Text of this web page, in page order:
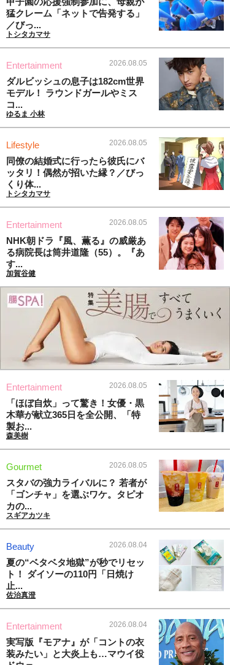
猛クレーム「ネットで告発する」
／びっ...
トシタカマサ
Entertainment 2026.08.05
ダルビッシュの息子は182cm世界
モデル！ ラウンドガールやミス
コ...
ゆるま 小林
Lifestyle 2026.08.05
同僚の結婚式に行ったら彼氏にバ
ッタリ！偶然が招いた縁？／びっ
くり体...
トシタカマサ
Entertainment 2026.08.05
NHK朝ドラ『風、薫る』の威厳あ
る病院長は筒井道隆（55）。『あ
す...
加賀谷健
Entertainment 2026.08.05
「ほぼ自炊」って驚き！女優・黒
木華が献立365日を全公開、「特
製お...
森美樹
Gourmet 2026.08.05
スタバの強力ライバルに？ 若者が
「ゴンチャ」を選ぶワケ。タピオ
カの...
スギアカツキ
Beauty 2026.08.04
夏の“ベタベタ地獄”が秒でリセッ
ト！ ダイソーの110円「日焼け
止...
佐治真澄
Entertainment 2026.08.04
実写版『モアナ』が「コントの衣
装みたい」と大炎上も…マウイ役